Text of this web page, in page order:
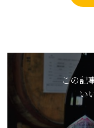
この記
い